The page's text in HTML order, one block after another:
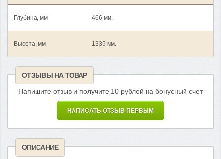
Глубина, мм 466 мм.
Высота, мм 1335 мм.
ОТЗЫВЫ НА ТОВАР
Напишите отзыв и получите 10 рублей на бонусный счет
НАПИСАТЬ ОТЗЫВ ПЕРВЫМ
ОПИСАНИЕ